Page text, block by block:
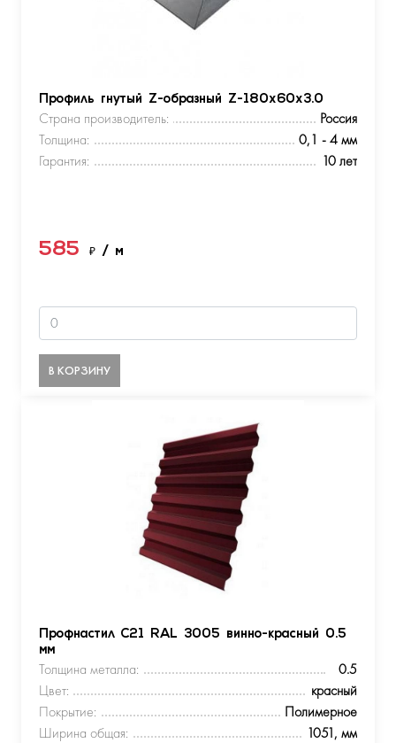
Профиль гнутый Z-образный Z-180х60х3.0
Страна производитель:
Россия
Толщина:
0,1 - 4 мм
Гарантия:
10 лет
585 ₽ / м
В КОРЗИНУ
Профнастил С21 RAL 3005 винно-красный 0.5
мм
Толщина металла:
0.5
Цвет:
красный
Покрытие:
Полимерное
Ширина общая:
1051, мм